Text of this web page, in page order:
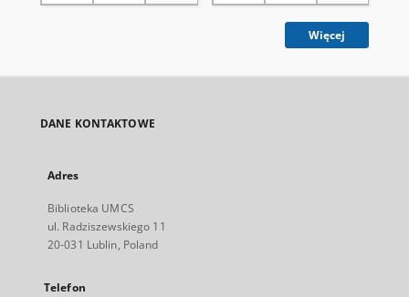
Więcej
DANE KONTAKTOWE
Adres
Biblioteka UMCS
ul. Radziszewskiego 11
20-031 Lublin, Poland
Telefon